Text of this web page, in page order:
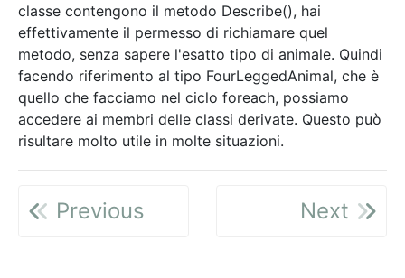
classe contengono il metodo Describe(), hai
effettivamente il permesso di richiamare quel
metodo, senza sapere l'esatto tipo di animale. Quindi
facendo riferimento al tipo FourLeggedAnimal, che è
quello che facciamo nel ciclo foreach, possiamo
accedere ai membri delle classi derivate. Questo può
risultare molto utile in molte situazioni.
Previous Next